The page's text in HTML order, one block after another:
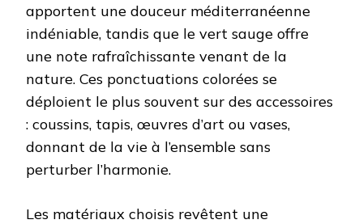
apportent une douceur méditerranéenne
indéniable, tandis que le vert sauge offre
une note rafraîchissante venant de la
nature. Ces ponctuations colorées se
déploient le plus souvent sur des accessoires
: coussins, tapis, œuvres d’art ou vases,
donnant de la vie à l’ensemble sans
perturber l’harmonie.
Les matériaux choisis revêtent une